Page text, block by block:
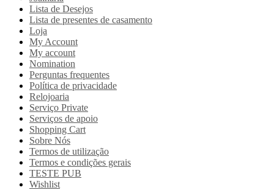
Lista de Desejos
Lista de presentes de casamento
Loja
My Account
My account
Nomination
Perguntas frequentes
Política de privacidade
Relojoaria
Serviço Private
Serviços de apoio
Shopping Cart
Sobre Nós
Termos de utilização
Termos e condições gerais
TESTE PUB
Wishlist